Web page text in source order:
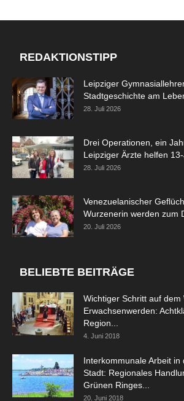
REDAKTIONSTIPP
Leipziger
Stadtgeschichte am
28. Juli 2026
Drei Operationen, ein
Leipziger Ärzte helfen 13-
28. Juli 2026
Venezuelanischer
Wurzenerin werden zum
20. Juli 2026
BELIEBTE BEITRÄGE
Wichtiger Schritt auf dem
Erwachsenwerden:
Region...
4. Juni 2018
Interkommunale Arbeit in
Stadt: Regionales
Grünen Ringes...
20. Juni 2018